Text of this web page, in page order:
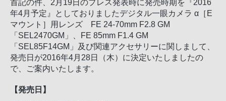
首記の件、2月19日のプレス発表時に発売時期を『2016
年4月予定』としておりましたデジタル一眼カメラ α［E
マウント］用レンズ FE 24-70mm F2.8 GM
「SEL2470GM」、FE 85mm F1.4 GM
「SEL85F14GM」及び関連アクセサリーに関しまして、
発売日が2016年4月28日（木）に決定いたしましたの
で、ご案内いたします。
【発売日】